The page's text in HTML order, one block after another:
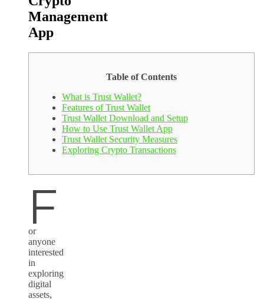
Management
App
Table of Contents
What is Trust Wallet?
Features of Trust Wallet
Trust Wallet Download and Setup
How to Use Trust Wallet App
Trust Wallet Security Measures
Exploring Crypto Transactions
F
or
anyone
interested
in
exploring
digital
assets,